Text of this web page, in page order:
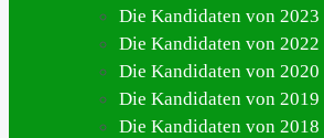
Die Kandidaten von 2023
Die Kandidaten von 2022
Die Kandidaten von 2020
Die Kandidaten von 2019
Die Kandidaten von 2018